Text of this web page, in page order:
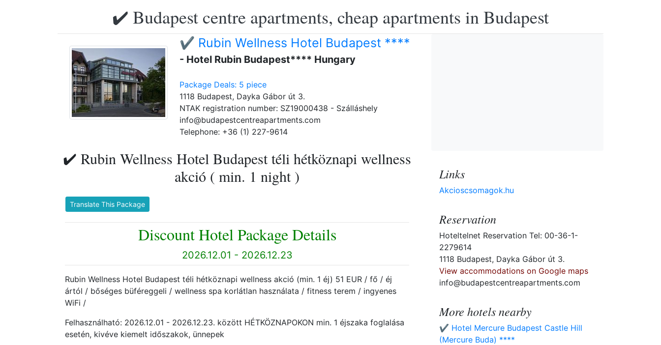
✔️ Budapest centre apartments, cheap apartments in Budapest
✔️ Rubin Wellness Hotel Budapest ****
- Hotel Rubin Budapest**** Hungary
Package Deals: 5 piece
1118 Budapest, Dayka Gábor út 3.
NTAK registration number: SZ19000438 - Szálláshely
info@budapestcentreapartments.com
Telephone: +36 (1) 227-9614
✔️ Rubin Wellness Hotel Budapest téli hétköznapi wellness
akció ( min. 1 night )
Translate This Package
Discount Hotel Package Details
2026.12.01 - 2026.12.23
Rubin Wellness Hotel Budapest téli hétköznapi wellness akció (min. 1 éj) 51 EUR / fő / éj
ártól / bőséges büféreggeli / wellness spa korlátlan használata / fitness terem / ingyenes
WiFi /
Felhasználható: 2026.12.01 - 2026.12.23. között HÉTKÖZNAPOKON min. 1 éjszaka foglalása
esetén, kivéve kiemelt időszakok, ünnepek
Links
Akcioscsomagok.hu
Reservation
Hoteltelnet Reservation Tel: 00-36-1-
2279614
1118 Budapest, Dayka Gábor út 3.
View accommodations on Google maps
info@budapestcentreapartments.com
More hotels nearby
✔️ Hotel Mercure Budapest Castle Hill
(Mercure Buda) ****